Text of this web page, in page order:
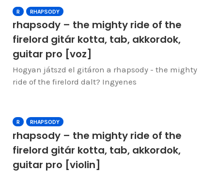
R RHAPSODY
rhapsody – the mighty ride of the
firelord gitár kotta, tab, akkordok,
guitar pro [voz]
Hogyan játszd el gitáron a rhapsody - the mighty
ride of the firelord dalt? Ingyenes
R RHAPSODY
rhapsody – the mighty ride of the
firelord gitár kotta, tab, akkordok,
guitar pro [violin]